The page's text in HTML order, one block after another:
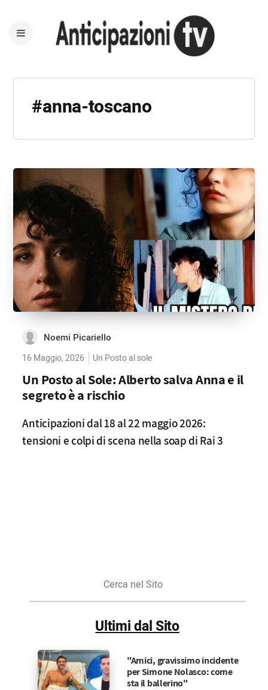
#anna-toscano
Noemi Picariello
16 Maggio, 2026 Un Posto al sole
Un Posto al Sole: Alberto salva Anna e il
segreto è a rischio
Anticipazioni dal 18 al 22 maggio 2026:
tensioni e colpi di scena nella soap di Rai 3
Sito
Ultimi dal Sito
"Amici, gravissimo incidente
per Simone Nolasco: come
sta il ballerino"